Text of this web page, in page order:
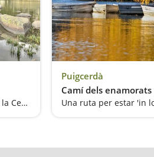
Un dels més visitats de la Cerdanya
Puigcerdà
Camí dels enamorats